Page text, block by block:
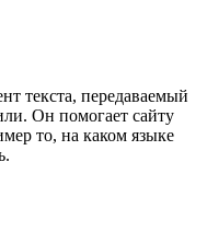
текста, передава­емый
Он помо­гает сайту
то, на каком языке